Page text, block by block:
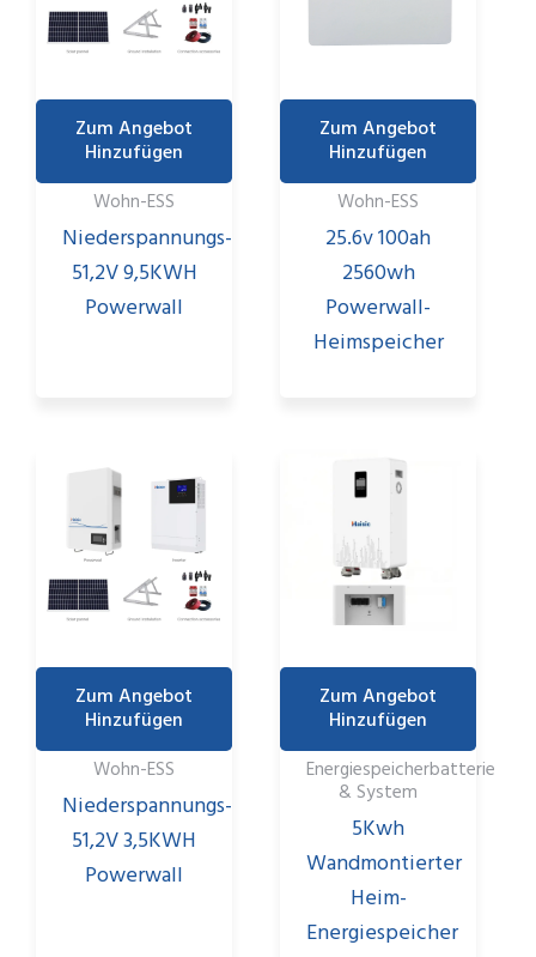
Zum Angebot
Hinzufügen
Wohn-ESS
Niederspannungs-
51,2V 9,5KWH
Powerwall
Zum Angebot
Hinzufügen
Wohn-ESS
25.6v 100ah
2560wh
Powerwall-
Heimspeicher
Zum Angebot
Hinzufügen
Wohn-ESS
Niederspannungs-
51,2V 3,5KWH
Powerwall
Zum Angebot
Hinzufügen
Energiespeicherbatterie
& System
5Kwh
Wandmontierter
Heim-
Energiespeicher